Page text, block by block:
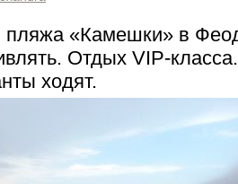
пляжа «Камешки» в
Отдых VIP-
ходят.